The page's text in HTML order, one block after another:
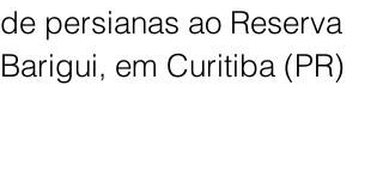
de persianas ao Reserva
Barigui, em Curitiba (PR)